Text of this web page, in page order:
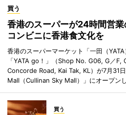
買う
香港のスーパーが24時間営
コンビニに香港食文化を
香港のスーパーマーケット「一田（
「YATA go！」（Shop No. G06, G／
Concorde Road, Kai Tak, KL）が7月31
Mall（Cullinan Sky Mall）」にオープンし
買う